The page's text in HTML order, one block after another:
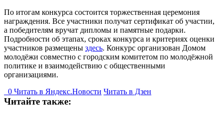
По итогам конкурса состоится торжественная церемония
награждения. Все участники получат сертификат об участии,
а победителям вручат дипломы и памятные подарки.
Подробности об этапах, сроках конкурса и критериях оценки
участников размещены здесь. Конкурс организован Домом
молодёжи совместно с городским комитетом по молодёжной
политике и взаимодействию с общественными
организациями.
0 Читать в Яндекс.Новости Читать в Дзен
Читайте также: